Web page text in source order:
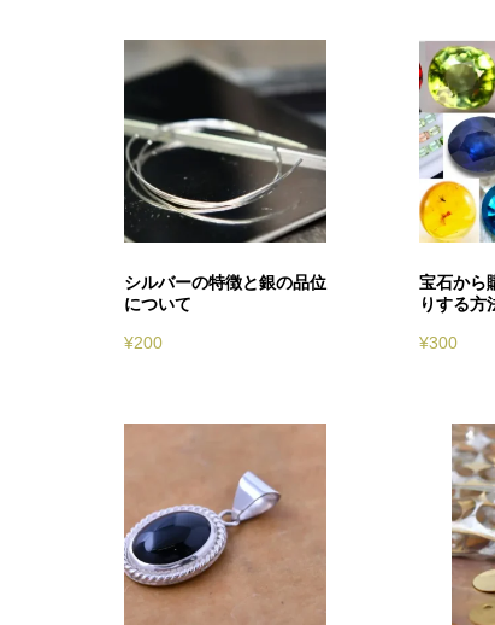
シルバーの特徴と銀の品位
について
¥200
宝石から
りする方
¥300